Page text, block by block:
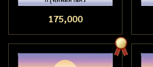
175,000